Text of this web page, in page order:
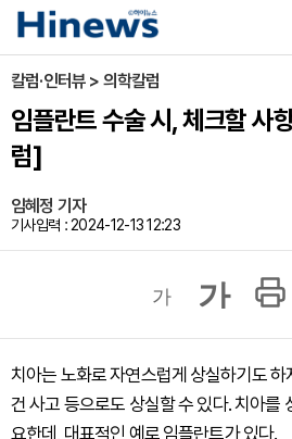
칼럼·인터뷰 > 의학칼럼
임플란트 수술 시, 체크할 사
럼]
임혜정 기자
기사입력 : 2024-12-13 12:23
가 가
치아는 노화로 자연스럽게 상실하기도
건 사고 등으로도 상실할 수 있다. 치아를
요한데, 대표적인 예로 임플란트가 있다.